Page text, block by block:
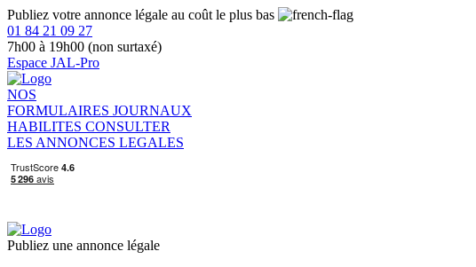
Publiez votre annonce légale au coût le plus bas
01 84 21 09 27
7h00 à 19h00 (non surtaxé)
Espace JAL-Pro
NOS
FORMULAIRES JOURNAUX
HABILITES CONSULTER
LES ANNONCES LEGALES
Publiez une annonce légale